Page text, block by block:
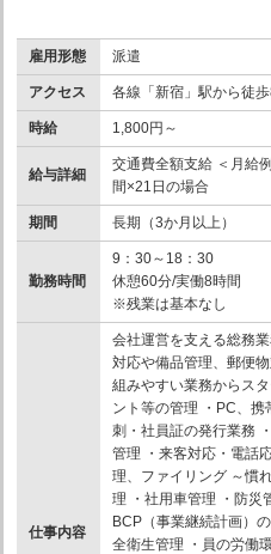
雇用形態 派遣
アクセス 各線「新宿」駅から徒
時給 1,800円～
給与詳細
交通費全額支給 ＜月給
間×21日の場合
期間 長期（3か月以上）
勤務時間
9：30～18：30
休憩60分/実働8時間
※残業は基本なし
仕事内容
会社運営を支える総務
対応や備品管理、郵便
組みやすい業務からス
ント等の管理 ・PC、携
刺・社員証の発行業務
管理 ・来客対応・電話
理、ファイリング ～慣
理 ・社用車管理 ・防災
BCP（事業継続計画）
全衛生管理 ・員の労働